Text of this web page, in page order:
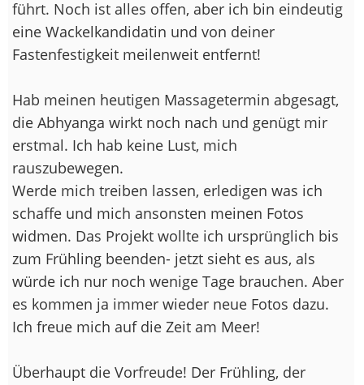
führt. Noch ist alles offen, aber ich bin eindeutig
eine Wackelkandidatin und von deiner
Fastenfestigkeit meilenweit entfernt!
Hab meinen heutigen Massagetermin abgesagt,
die Abhyanga wirkt noch nach und genügt mir
erstmal. Ich hab keine Lust, mich
rauszubewegen.
Werde mich treiben lassen, erledigen was ich
schaffe und mich ansonsten meinen Fotos
widmen. Das Projekt wollte ich ursprünglich bis
zum Frühling beenden- jetzt sieht es aus, als
würde ich nur noch wenige Tage brauchen. Aber
es kommen ja immer wieder neue Fotos dazu.
Ich freue mich auf die Zeit am Meer!
Überhaupt die Vorfreude! Der Frühling, der